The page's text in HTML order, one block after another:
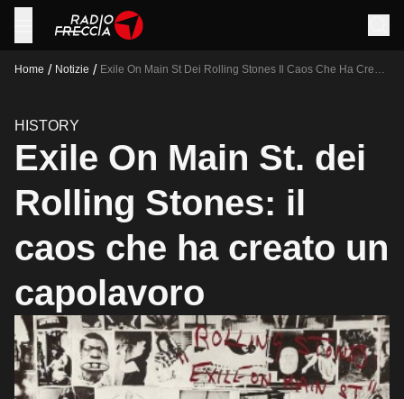
Home / Notizie / Exile On Main St Dei Rolling Stones Il Caos Che Ha Creato
HISTORY
Exile On Main St. dei
Rolling Stones: il
caos che ha creato un
capolavoro